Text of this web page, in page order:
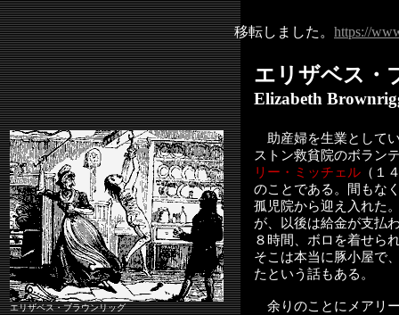
移転しました。 https://
エリザベス・
Elizabeth
エリザベス・ブラウンリッグ
助産婦を生業として
ストン救貧院のボラン
リー・ミッチェル （１
のことである。間もな
孤児院から迎え入れた
が、以後は給金が支払
８時間、ボロを着せら
そこは本当に豚小屋で
たという話もある。
余りのことにメアリ